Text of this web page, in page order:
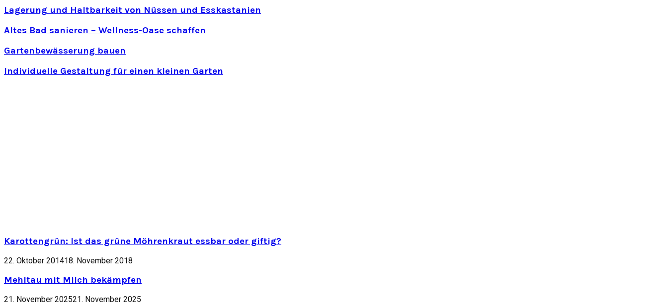
Lagerung und Haltbarkeit von Nüssen und Esskastanien
Altes Bad sanieren – Wellness-Oase schaffen
Gartenbewässerung bauen
Individuelle Gestaltung für einen kleinen Garten
Karottengrün: Ist das grüne Möhrenkraut essbar oder giftig?
22. Oktober 201418. November 2018
Mehltau mit Milch bekämpfen
21. November 202521. November 2025